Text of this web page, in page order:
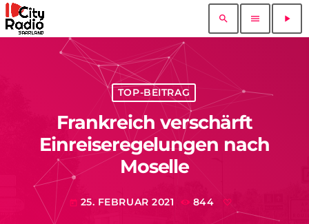
search menu play_arrow
TOP-BEITRAG
Frankreich verschärft
Einreiseregelungen nach
Moselle
today 25. FEBRUAR 2021 844